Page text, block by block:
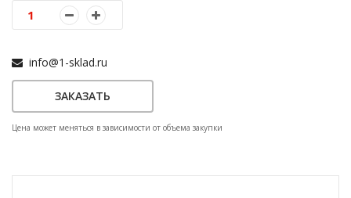
info@1-sklad.ru
ЗАКАЗАТЬ
Цена может меняться в зависимости от объема закупки